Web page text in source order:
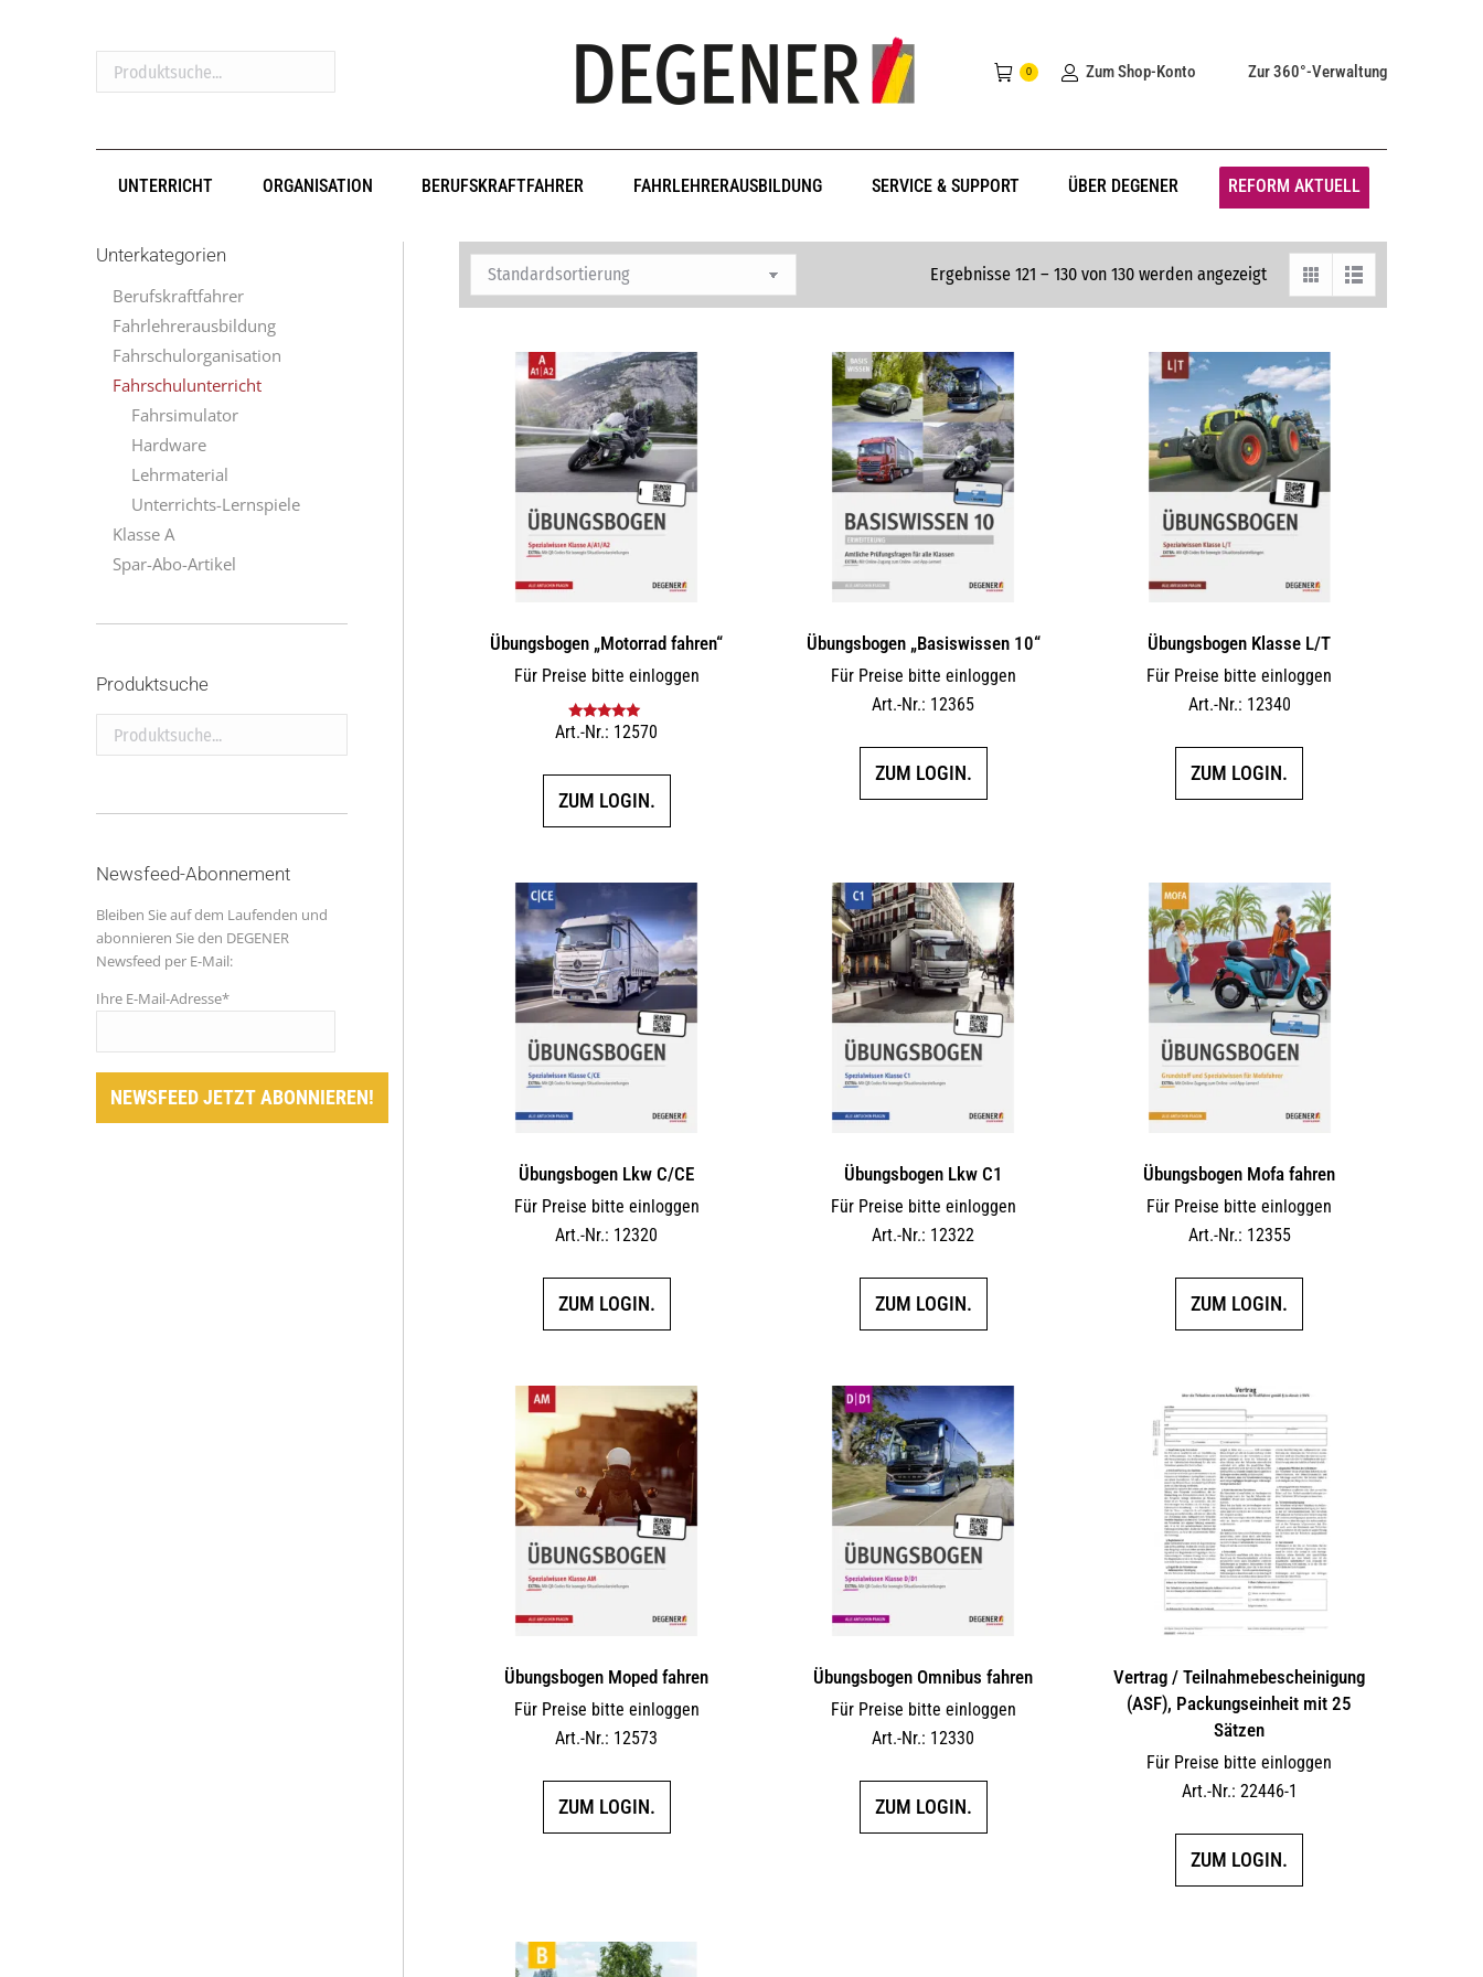
Produktsuche...
0 Zum Shop-Konto Zur 360°-Verwaltung
UNTERRICHT ORGANISATION BERUFSKRAFTFAHRER FAHRLEHRERAUSBILDUNG SERVICE & SUPPORT ÜBER DEGENER REFORM AKTUELL
Ergebnisse 121 – 130 von 130 werden angezeigt
Übungsbogen „Motorrad fahren“
Für Preise bitte einloggen
Bewertet mit
Art.-Nr.: 12570
ZUM LOGIN.
Übungsbogen „Basiswissen 10“
Für Preise bitte einloggen
Art.-Nr.: 12365
ZUM LOGIN.
Übungsbogen Klasse L/T
Für Preise bitte einloggen
Art.-Nr.: 12340
ZUM LOGIN.
Übungsbogen Lkw C/CE
Für Preise bitte einloggen
Art.-Nr.: 12320
ZUM LOGIN.
Übungsbogen Lkw C1
Für Preise bitte einloggen
Art.-Nr.: 12322
ZUM LOGIN.
Übungsbogen Mofa fahren
Für Preise bitte einloggen
Art.-Nr.: 12355
ZUM LOGIN.
Übungsbogen Moped fahren
Für Preise bitte einloggen
Art.-Nr.: 12573
ZUM LOGIN.
Übungsbogen Omnibus fahren
Für Preise bitte einloggen
Art.-Nr.: 12330
ZUM LOGIN.
Vertrag / Teilnahme­bescheinigung
(ASF), Packungseinheit mit 25
Sätzen
Für Preise bitte einloggen
Art.-Nr.: 22446-1
ZUM LOGIN.
Unterkategorien
Berufskraftfahrer
Fahrlehrerausbildung
Fahrschulorganisation
Fahrschulunterricht
Fahrsimulator
Hardware
Lehrmaterial
Unterrichts-Lernspiele
Klasse A
Spar-Abo-Artikel
Produktsuche
Produktsuche...
Newsfeed-Abonnement
Bleiben Sie auf dem Laufenden und
abonnieren Sie den DEGENER
Newsfeed per E-Mail:
Ihre E-Mail-Adresse*